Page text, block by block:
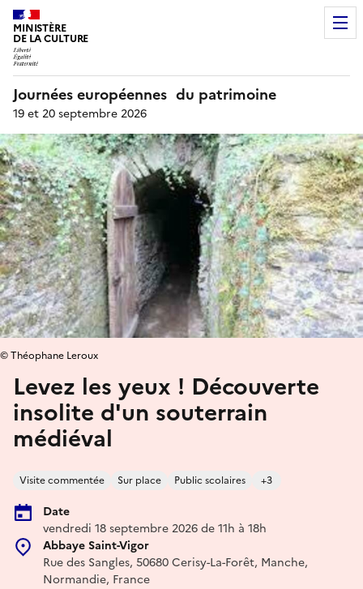
MINISTÈRE
DE LA CULTURE
Journées européennes du patrimoine
19 et 20 septembre 2026
Levez les yeux ! Découverte
insolite d'un souterrain
médiéval
Visite commentée Sur place Public scolaires +3
Date
vendredi 18 septembre 2026 de 11h à 18h
Abbaye Saint-Vigor
Rue des Sangles, 50680 Cerisy-La-Forêt, Manche,
Normandie, France
© Théophane Leroux